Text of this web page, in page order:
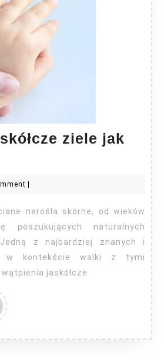
ziele jak
|
poszukujących naturalnych
z najbardziej znanych i
w kontekście walki z tymi
jaskółcze